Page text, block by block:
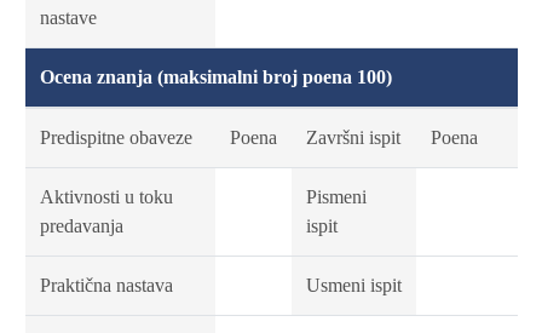
nastave
Ocena znanja (maksimalni broj poena 100)
Predispitne obaveze Poena Završni ispit Poena
Aktivnosti u toku
predavanja
Pismeni
ispit
Praktična nastava Usmeni ispit